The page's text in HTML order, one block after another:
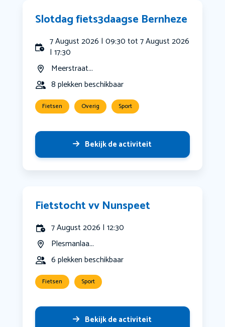
Slotdag fiets3daagse Bernheze
7 August 2026 | 09:30 tot 7 August 2026
| 17:30
Meerstraat...
8 plekken beschikbaar
Fietsen Overig Sport
Bekijk de activiteit
Fietstocht vv Nunspeet
7 August 2026 | 12:30
Plesmanlaa...
6 plekken beschikbaar
Fietsen Sport
Bekijk de activiteit